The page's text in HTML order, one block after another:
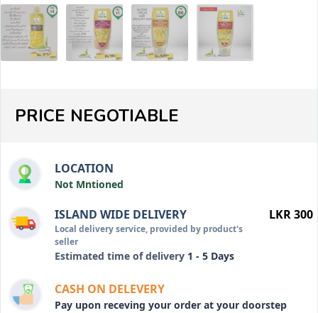
PRICE NEGOTIABLE
LOCATION
Not Mntioned
ISLAND WIDE DELIVERY
Local delivery service, provided by product's
seller
Estimated time of delivery 1 - 5 Days
LKR 300
CASH ON DELEVERY
Pay upon receving your order at your doorstep